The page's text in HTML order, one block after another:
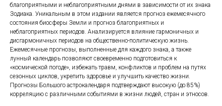
благоприятными и неблагоприятными днями в зависимости от их знака
Зодиака. Уникальным в этом издании является прогноз ежемесячного
состояния биосферы Земли и прогноз благоприятных и
неблагоприятных периодов. Анализируется влияние гармоничных и
дисгармоничных периодов на общественно-политическую жизнь.
Ежемесячные прогнозы, выполненные для каждого знака, а также
лунный календарь позволяют своевременно подготовиться к
«космической погоде», избежать травм, конфликтов и проблем на путях
сезонных циклов, укрепить здоровье и улучшить качество жизни.
Прогнозы Большого астрокалендаря подтверждают высокую (до 85%)
корреляцию с различными событиями в жизни людей, стран и этносов.